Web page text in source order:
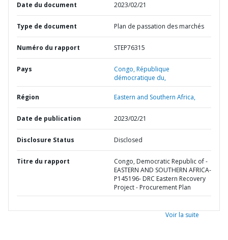
Date du document 2023/02/21
Type de document Plan de passation des marchés
Numéro du rapport STEP76315
Pays Congo,République
démocratique du,
Région Eastern and Southern Africa,
Date de publication 2023/02/21
Disclosure Status Disclosed
Titre du rapport
Congo, Democratic Republic of -
EASTERN AND SOUTHERN AFRICA-
P145196- DRC Eastern Recovery
Project - Procurement Plan
Voir la suite